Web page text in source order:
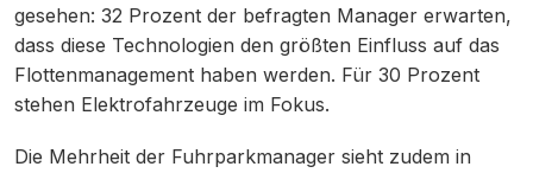
gesehen: 32 Prozent der befragten Manager erwarten,
dass diese Technologien den größten Einfluss auf das
Flottenmanagement haben werden. Für 30 Prozent
stehen Elektrofahrzeuge im Fokus.
Die Mehrheit der Fuhrparkmanager sieht zudem in